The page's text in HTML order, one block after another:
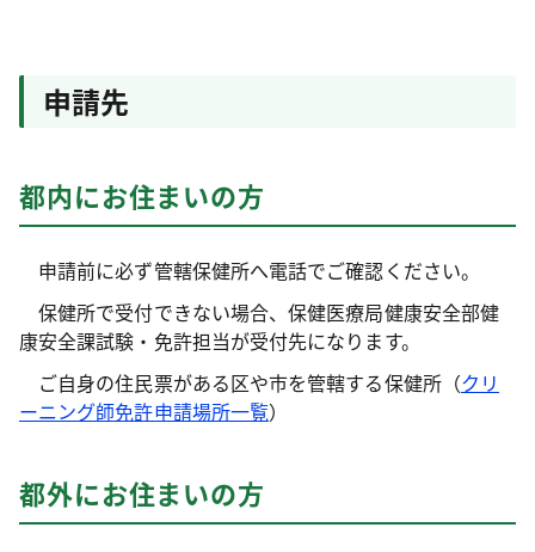
申請先
都内にお住まいの方
申請前に必ず管轄保健所へ電話でご確認ください。
保健所で受付できない場合、保健医療局健康安全部健
康安全課試験・免許担当が受付先になります。
ご自身の住民票がある区や市を管轄する保健所（クリ
ーニング師免許申請場所一覧）
都外にお住まいの方